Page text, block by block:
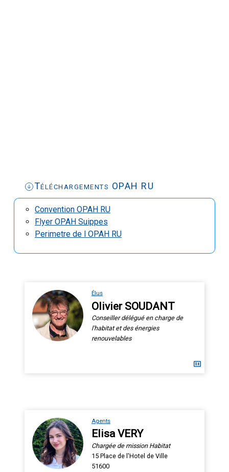
Téléchargements OPAH RU
Convention OPAH RU
Flyer OPAH Suippes
Perimetre de l OPAH RU
Élus
Olivier SOUDANT
Conseiller délégué en charge de
l'habitat et des énergies
renouvelables
Agents
Elisa VERY
Chargée de mission Habitat
15 Place de l'Hotel de Ville
51600